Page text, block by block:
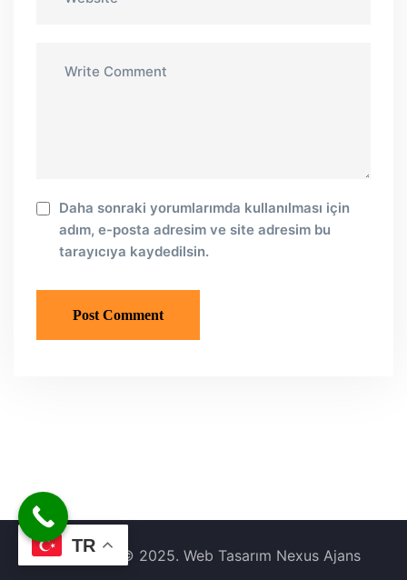
Daha sonraki yorumlarımda kullanılması için
adım, e-posta adresim ve site adresim bu
tarayıcıya kaydedilsin.
Copyright © 2025. Web Tasarım Nexus Ajans
TR